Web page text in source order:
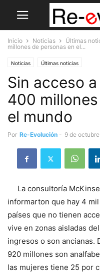
Inicio Noticias Últimas
millones de personas en el...
Noticias Últimas noticias
Sin acceso
400
el mundo
Por Re-Evolución - 9 de
La consultoría
informarton que hay 4
países que no tienen
vive en zonas aisladas
ingresos o son ancianas.
920 millones son
las mujeres tiene 25 por